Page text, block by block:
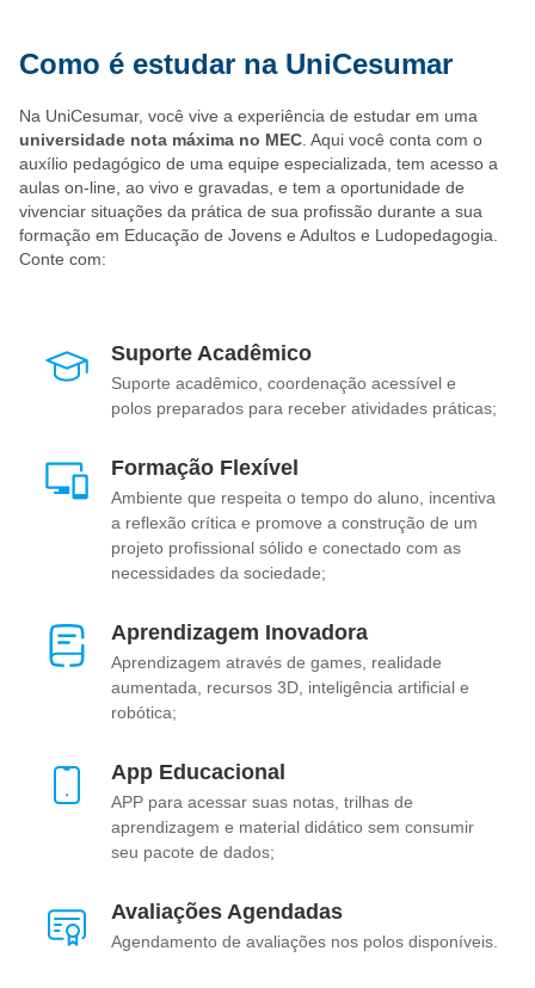
Como é estudar na UniCesumar
Na UniCesumar, você vive a experiência de estudar em uma
universidade nota máxima no MEC. Aqui você conta com o
auxílio pedagógico de uma equipe especializada, tem acesso a
aulas on-line, ao vivo e gravadas, e tem a oportunidade de
vivenciar situações da prática de sua profissão durante a sua
formação em Educação de Jovens e Adultos e Ludopedagogia.
Conte com:
Suporte Acadêmico
Suporte acadêmico, coordenação acessível e
polos preparados para receber atividades práticas;
Formação Flexível
Ambiente que respeita o tempo do aluno, incentiva
a reflexão crítica e promove a construção de um
projeto profissional sólido e conectado com as
necessidades da sociedade;
Aprendizagem Inovadora
Aprendizagem através de games, realidade
aumentada, recursos 3D, inteligência artificial e
robótica;
App Educacional
APP para acessar suas notas, trilhas de
aprendizagem e material didático sem consumir
seu pacote de dados;
Avaliações Agendadas
Agendamento de avaliações nos polos disponíveis.